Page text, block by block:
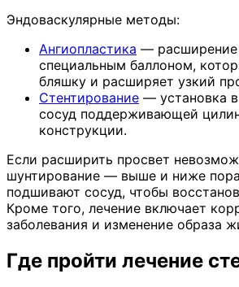
Эндоваскулярные методы:
Ангиопластика — расширение
специальным баллоном,
бляшку и расширяет узкий
Стентирование — установка
сосуд поддерживающей
конструкции.
Если расширить просвет
шунтирование — выше и ниже
подшивают сосуд, чтобы
Кроме того, лечение включает
заболевания и изменение образа
Где пройти лечение